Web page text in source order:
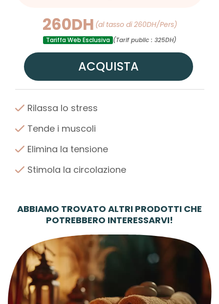
260DH (al tasso di 260DH/Pers)
Tariffa Web Esclusiva (Tarif public : 325DH)
ACQUISTA
Rilassa lo stress
Tende i muscoli
Elimina la tensione
Stimola la circolazione
ABBIAMO TROVATO ALTRI PRODOTTI CHE
POTREBBERO INTERESSARVI!